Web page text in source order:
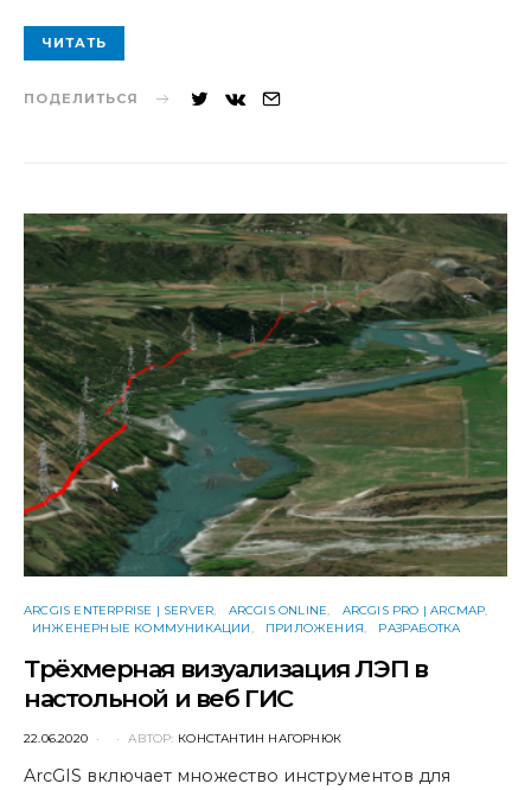
ЧИТАТЬ
ПОДЕЛИТЬСЯ
ARCGIS ENTERPRISE | SERVER ARCGIS ONLINE
ARCGIS PRO | ARCMAP
ИНЖЕНЕРНЫЕ КОММУНИКАЦИИ
ПРИЛОЖЕНИЯ РАЗРАБОТКА
Трёхмерная визуализация ЛЭП в
настольной и веб ГИС
POSTED
22.06.2020 АВТОР: КОНСТАНТИН НАГОРНЮК
ArcGIS включает множество инструментов для